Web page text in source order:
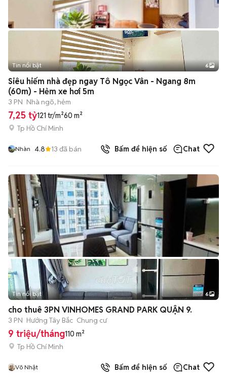
+2
Tin nổi bật 6
Siêu hiếm nhà đẹp ngay Tô Ngọc Vân - Ngang 8m
(60m) - Hẻm xe hơi 5m
3 PN Nhà ngõ, hẻm
7,25 tỷ121 tr/m²60 m²
Tp Hồ Chí Minh
Nhàn 4.8 13 đã bán Bấm để hiện số Chat
+2
Tin nổi bật 6
cho thuê 3PN VINHOMES GRAND PARK QUẬN 9.
3 PN Hướng Tây Bắc Chung cư
9 triệu/tháng110 m²
Tp Hồ Chí Minh
Võ Nhật Bấm để hiện số Chat